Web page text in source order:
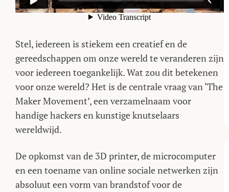
Stel, iedereen is stiekem een creatief en de
gereedschappen om onze wereld te veranderen zijn
voor iedereen toegankelijk. Wat zou dit betekenen
voor onze wereld? Het is de centrale vraag van ‘The
Maker Movement’, een verzamelnaam voor
handige hackers en kunstige knutselaars
wereldwijd.
De opkomst van de 3D printer, de microcomputer
en een toename van online sociale netwerken zijn
absoluut een vorm van brandstof voor de